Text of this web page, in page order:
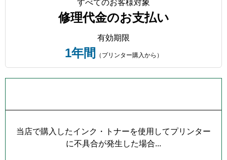
すべてのお客様対象
修理代金のお支払い
有効期限
1年間 （プリンター購入から）
当店で購入したインク・トナーを使用してプリンター
に不具合が発生した場合...